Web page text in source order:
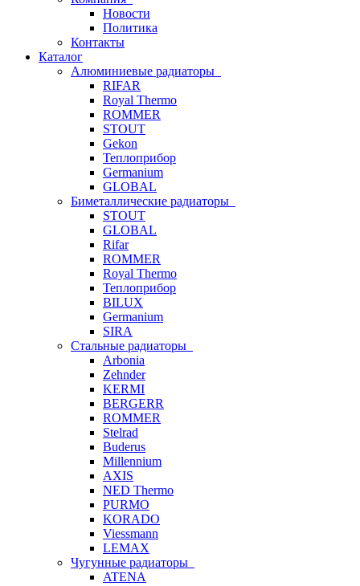
Новости
Политика
Контакты
Каталог
Алюминиевые радиаторы
RIFAR
Royal Thermo
ROMMER
STOUT
Gekon
Теплоприбор
Germanium
GLOBAL
Биметаллические радиаторы
STOUT
GLOBAL
Rifar
ROMMER
Royal Thermo
Теплоприбор
BILUX
Germanium
SIRA
Стальные радиаторы
Arbonia
Zehnder
KERMI
BERGERR
ROMMER
Stelrad
Buderus
Millennium
AXIS
NED Thermo
PURMO
KORADO
Viessmann
LEMAX
Чугунные радиаторы
ATENA